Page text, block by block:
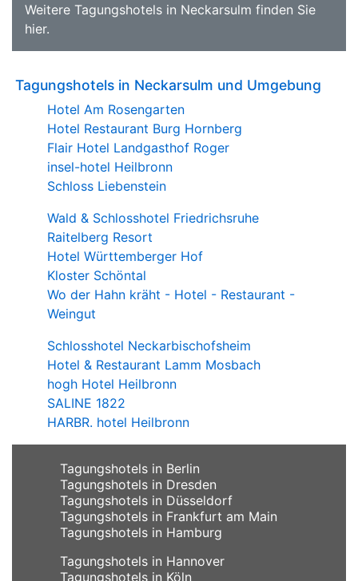
Weitere Tagungshotels in Neckarsulm finden Sie
hier.
Tagungshotels in Neckarsulm und Umgebung
Hotel Am Rosengarten
Hotel Restaurant Burg Hornberg
Flair Hotel Landgasthof Roger
insel-hotel Heilbronn
Schloss Liebenstein
Wald & Schlosshotel Friedrichsruhe
Raitelberg Resort
Hotel Württemberger Hof
Kloster Schöntal
Wo der Hahn kräht - Hotel - Restaurant -
Weingut
Schlosshotel Neckarbischofsheim
Hotel & Restaurant Lamm Mosbach
hogh Hotel Heilbronn
SALINE 1822
HARBR. hotel Heilbronn
Tagungshotels in Berlin
Tagungshotels in Dresden
Tagungshotels in Düsseldorf
Tagungshotels in Frankfurt am Main
Tagungshotels in Hamburg
Tagungshotels in Hannover
Tagungshotels in Köln